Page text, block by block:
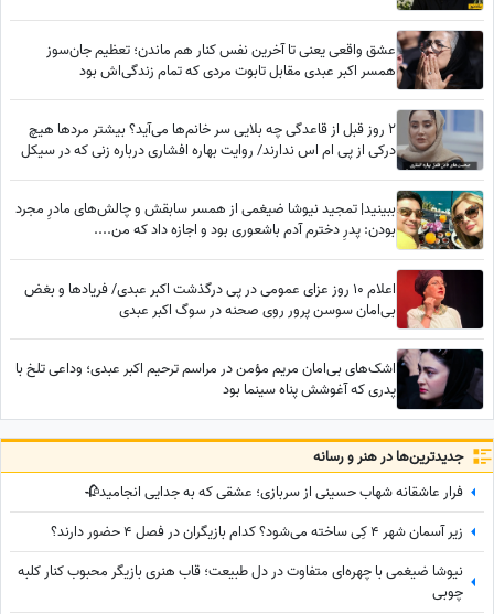
عشق واقعی یعنی تا آخرین نفس کنار هم ماندن؛ تعظیم جان‌سوز
همسر اکبر عبدی مقابل تابوت مردی که تمام زندگی‌اش بود
2 روز قبل از قاعدگی چه بلایی سر خانم‌ها می‌آید؟ بیشتر مردها هیچ
درکی از پی ام اس ندارند/ روایت بهاره افشاری درباره زنی که در سیکل
ببینید| تمجید نیوشا ضیغمی از همسر سابقش و چالش‌های مادرِ مجرد
بودن: پدرِ دخترم آدم باشعوری بود و اجازه داد که من....
اعلام 10 روز عزای عمومی در پی درگذشت اکبر عبدی/ فریادها و بغض
بی‌امان سوسن پرور روی صحنه در سوگ اکبر عبدی
اشک‌های بی‌امان مریم مؤمن در مراسم ترحیم اکبر عبدی؛ وداعی تلخ با
پدری که آغوشش پناه سینما بود
جدید‌ترین‌ها در هنر و رسانه
فرار عاشقانه شهاب حسینی از سربازی؛ عشقی که به جدایی انجامید🥀
زیر آسمان شهر 4 کِی ساخته می‌شود؟ کدام بازیگران در فصل 4 حضور دارند؟
نیوشا ضیغمی با چهره‌ای متفاوت در دل طبیعت؛ قاب هنری بازیگر محبوب کنار کلبه
چوبی